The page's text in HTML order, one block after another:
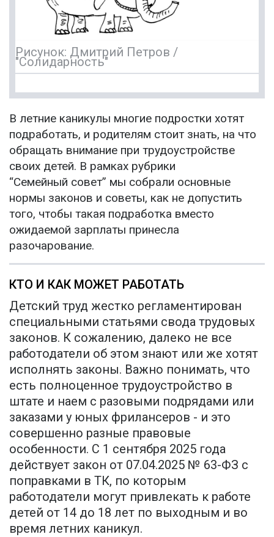
Рисунок: Дмитрий Петров /
"Солидарность"
В летние каникулы многие подростки хотят
подработать, и родителям стоит знать, на что
обращать внимание при трудоустройстве
своих детей. В рамках рубрики
“Семейный совет” мы собрали основные
нормы законов и советы, как не допустить
того, чтобы такая подработка вместо
ожидаемой зарплаты принесла
разочарование.
КТО И КАК МОЖЕТ РАБОТАТЬ
Детский труд жестко регламентирован
специальными статьями свода трудовых
законов. К сожалению, далеко не все
работодатели об этом знают или же хотят
исполнять законы. Важно понимать, что
есть полноценное трудоустройство в
штате и наем с разовыми подрядами или
заказами у юных фрилансеров - и это
совершенно разные правовые
особенности. С 1 сентября 2025 года
действует закон от 07.04.2025 № 63-ФЗ с
поправками в ТК, по которым
работодатели могут привлекать к работе
детей от 14 до 18 лет по выходным и во
время летних каникул.